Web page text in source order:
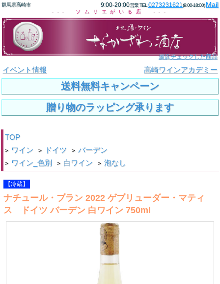
群馬県高崎市 9:00-20:00営業 TEL:0273231621(9:00-18:00)Mail
--- ソムリエがいる店 ---
最近チェックした商品
イベント情報 高崎ワインアカデミー
送料無料キャンペーン
贈り物のラッピング承ります
TOP
> ワイン > ドイツ > バーデン
> ワイン_色別 > 白ワイン > 泡なし
【冷蔵】
ナチュール・ブラン 2022 ゲブリューダー・マティ
ス ドイツ バーデン 白ワイン 750ml